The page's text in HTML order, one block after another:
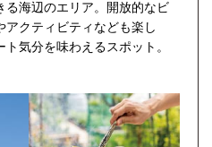
る海辺のエリア。開放的なビ
アクティビティなども楽し
気分を味わえるスポット。